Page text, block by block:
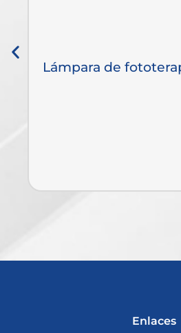
Lámpara de
Enlaces